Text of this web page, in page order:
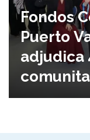
Fondos
Puerto
adjudica